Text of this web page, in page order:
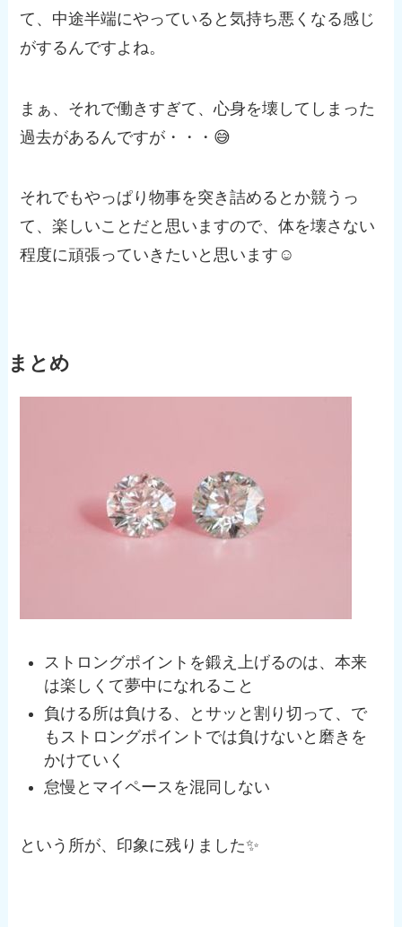
て、中途半端にやっていると気持ち悪くなる感じ
がするんですよね。
まぁ、それで働きすぎて、心身を壊してしまった
過去があるんですが・・・😅
それでもやっぱり物事を突き詰めるとか競うっ
て、楽しいことだと思いますので、体を壊さない
程度に頑張っていきたいと思います☺️
まとめ
ストロングポイントを鍛え上げるのは、本来
は楽しくて夢中になれること
負ける所は負ける、とサッと割り切って、で
もストロングポイントでは負けないと磨きを
かけていく
怠慢とマイペースを混同しない
という所が、印象に残りました✨